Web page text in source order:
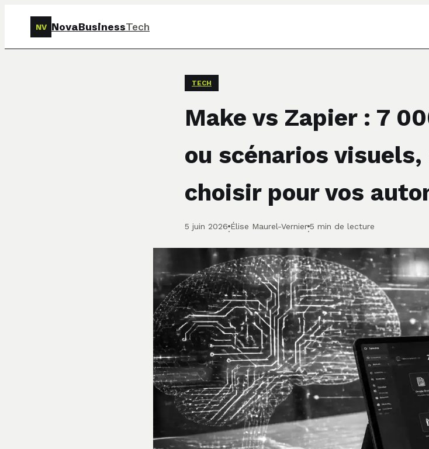
NV NovaBusinessTech
TECH
Make vs Zapier : 7
ou scénarios
choisir pour vos
5 juin 2026
·
Élise Maurel-Vernier
·
5 min de lecture